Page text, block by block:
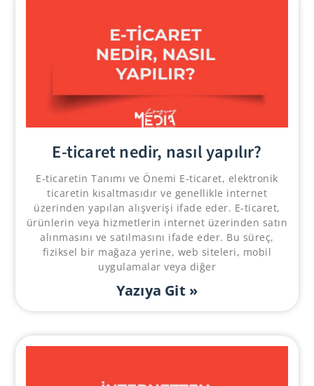
E-ticaret nedir, nasıl yapılır?
E-ticaretin Tanımı ve Önemi E-ticaret, elektronik
ticaretin kısaltmasıdır ve genellikle internet
üzerinden yapılan alışverişi ifade eder. E-ticaret,
ürünlerin veya hizmetlerin internet üzerinden satın
alınmasını ve satılmasını ifade eder. Bu süreç,
fiziksel bir mağaza yerine, web siteleri, mobil
uygulamalar veya diğer
Yazıya Git »